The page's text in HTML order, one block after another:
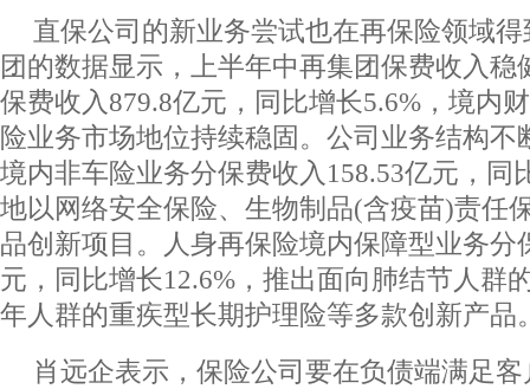
直保公司的新业务尝试也在再保险领域
团的数据显示，上半年中再集团保费收入稳
保费收入879.8亿元，同比增长5.6%，境内
险业务市场地位持续稳固。公司业务结构不
境内非车险业务分保费收入158.53亿元，同
地以网络安全保险、生物制品(含疫苗)责任
品创新项目。人身再保险境内保障型业务分
元，同比增长12.6%，推出面向肺结节人群
年人群的重疾型长期护理险等多款创新产品
肖远企表示，保险公司要在负债端满足